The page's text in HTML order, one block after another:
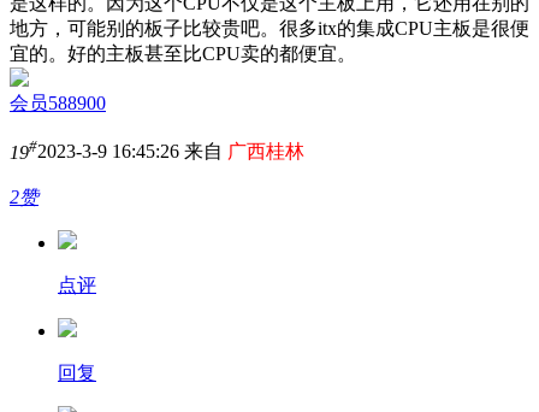
地方，可能别的板子比较贵吧。很多itx的集成CPU主板是很便
宜的。好的主板甚至比CPU卖的都便宜。
会员588900
19#2023-3-9 16:45:26 来自 广西桂林
2赞
点评
回复